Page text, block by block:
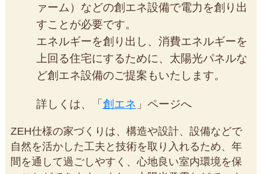
ァーム）などの創エネ設備で電力を創り出
すことが必要です。
エネルギーを創り出し、消費エネルギーを
上回る住宅にするために、太陽光パネルな
ど創エネ設備のご提案もいたします。
詳しくは、「創エネ 」ページへ
ZEH仕様の家づくりは、構造や設計、設備などで
自然を活かした工夫と技術を取り入れるため、年
間を通して過ごしやすく、心地良い室内環境を保